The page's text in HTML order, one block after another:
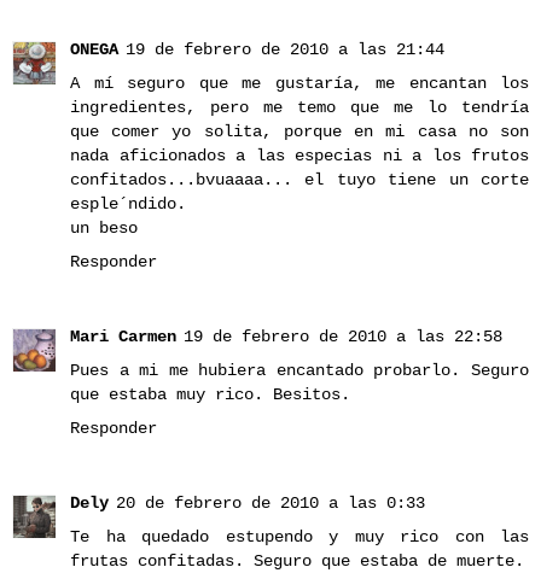
ONEGA 19 de febrero de 2010 a las 21:44
A mí seguro que me gustaría, me encantan los
ingredientes, pero me temo que me lo tendría
que comer yo solita, porque en mi casa no son
nada aficionados a las especias ni a los frutos
confitados...bvuaaaa... el tuyo tiene un corte
esple´ndido.
un beso
Responder
Mari Carmen 19 de febrero de 2010 a las 22:58
Pues a mi me hubiera encantado probarlo. Seguro
que estaba muy rico. Besitos.
Responder
Dely 20 de febrero de 2010 a las 0:33
Te ha quedado estupendo y muy rico con las
frutas confitadas. Seguro que estaba de muerte.